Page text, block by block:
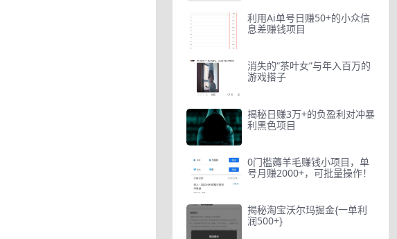
利用Ai单号日赚50+的小众信
息差赚钱项目
消失的“茶叶女”与年入百万的
游戏搭子
揭秘日赚3万+的负盈利对冲暴
利黑色项目
0门槛薅羊毛赚钱小项目，单
号月赚2000+，可批量操作！
揭秘淘宝沃尔玛掘金{一单利
润500+}